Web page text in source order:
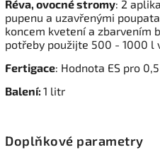
Réva, ovocné stromy: 2
pupenu a uzavřenými
koncem kvetení a zbarvením
potřeby použijte 500 - 1000 l
Fertigace: Hodnota ES pro
Balení: 1 litr
Doplňkové parametry